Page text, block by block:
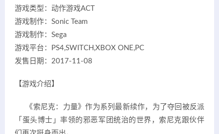
游戏类型：动作游戏ACT
游戏制作：Sonic Team
游戏制作：Sega
游戏平台：PS4,SWITCH,XBOX ONE,PC
发售日期：2017-11-08
【游戏介绍】
《索尼克：力量》作为系列最新续作，为了夺回被反派
「蛋头博士」率领的邪恶军团统治的世界，索尼克跟伙伴